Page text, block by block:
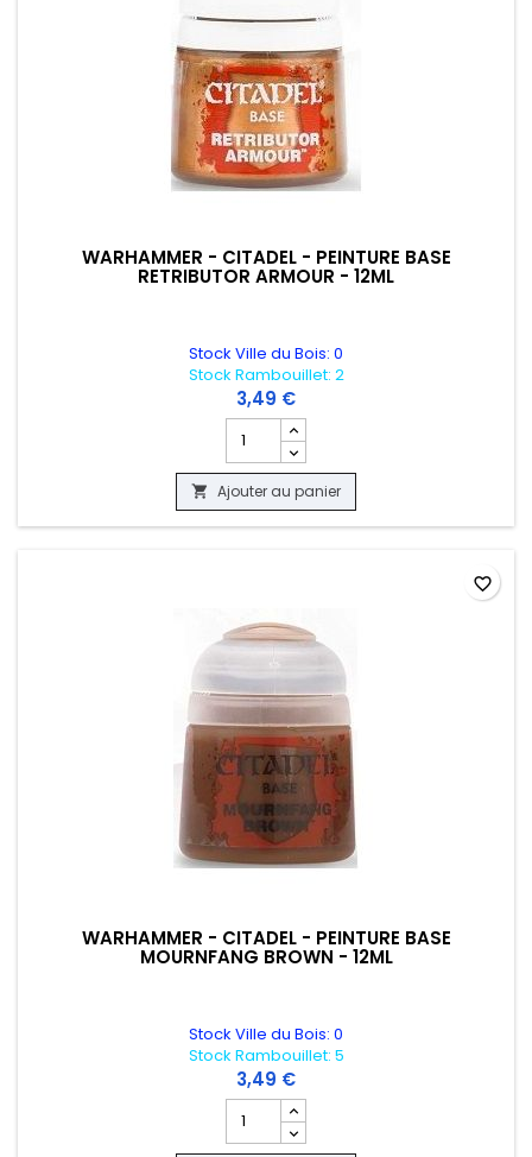
WARHAMMER - CITADEL - PEINTURE BASE
RETRIBUTOR ARMOUR - 12ML
Stock Ville du Bois: 0
Stock Rambouillet: 2
3,49 €
Champ quantité du produit WARHAMMER
 Ajouter au panier
WARHAMMER - CITADEL - PEINTURE BASE
MOURNFANG BROWN - 12ML
Stock Ville du Bois: 0
Stock Rambouillet: 5
3,49 €
Champ quantité du produit
favorite_border